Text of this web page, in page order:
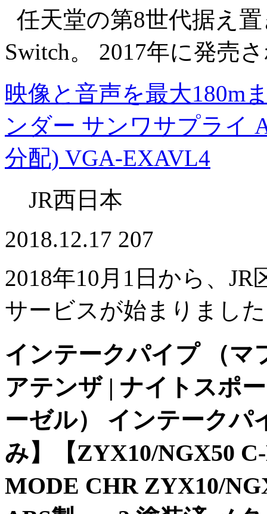
任天堂の第8世代据え
Switch。 2017年に発売
映像と音声を最大180m
ンダー サンワサプライ
分配) VGA-EXAVL4
JR西日本
2018.12.17 207
2018年10月1日から、
サービスが始まりまし
インテークパイプ （マ
アテンザ | ナイトスポ
ーゼル） インテークパ
み】【ZYX10/NGX50
MODE CHR ZYX10/